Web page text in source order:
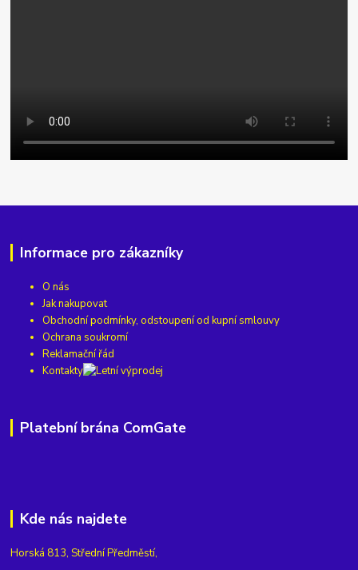
Informace pro zákazníky
O nás
Jak nakupovat
Obchodní podmínky, odstoupení od kupní smlouvy
Ochrana soukromí
Reklamační řád
Kontakty
Platební brána ComGate
Kde nás najdete
Horská 813, Střední Předměstí,